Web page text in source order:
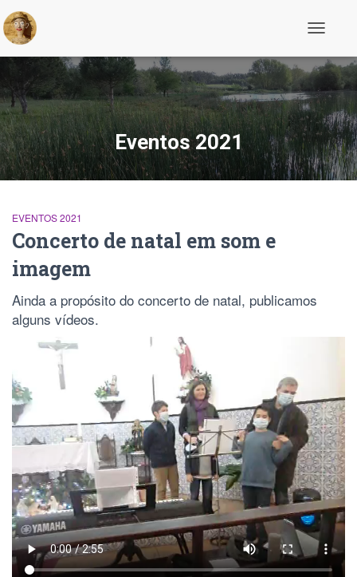
Eventos 2021
EVENTOS 2021
Concerto de natal em som e
imagem
Ainda a propósito do concerto de natal, publicamos
alguns vídeos.